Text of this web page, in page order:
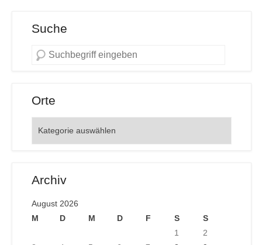
Suche
Orte
Archiv
August 2026
M
D M D F S
S
1
2